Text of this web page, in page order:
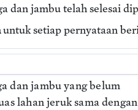
dan jambu telah selesai
untuk setiap pernyataan
dan jambu yang belum
lahan jeruk sama dengan